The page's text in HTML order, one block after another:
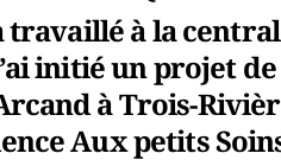
travaillé à la
initié un projet
à Trois-
Aux petits